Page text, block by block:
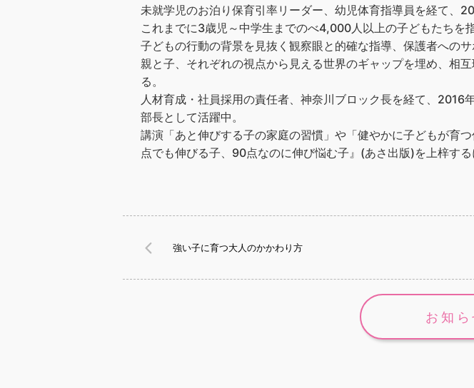
未就学児のお泊り保育引率リーダー、幼児体育指導員を経て、
これまでに3歳児～中学生までのべ4,000人以上の子どもたちを指
子どもの行動の背景を見抜く観察眼と的確な指導、保護者へのサ
親と子、それぞれの視点から見える世界のギャップを埋め、相
る。
人材育成・社員採用の責任者、神奈川ブロック長を経て、
部長として活躍中。
講演「あと伸びする子の家庭の習慣」や「健やかに子どもが育
点でも伸びる子、90点なのに伸び悩む子』(あさ出版)を上梓する
強い子に育つ大人のかかわり方
お知